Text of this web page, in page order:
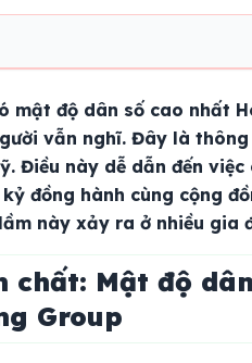
mật độ dân số cao nhất
vẫn nghĩ. Đây là
Điều này dễ dẫn đến
đồng hành cùng cộng
này xảy ra ở nhiều gia
chất: Mật độ
Group